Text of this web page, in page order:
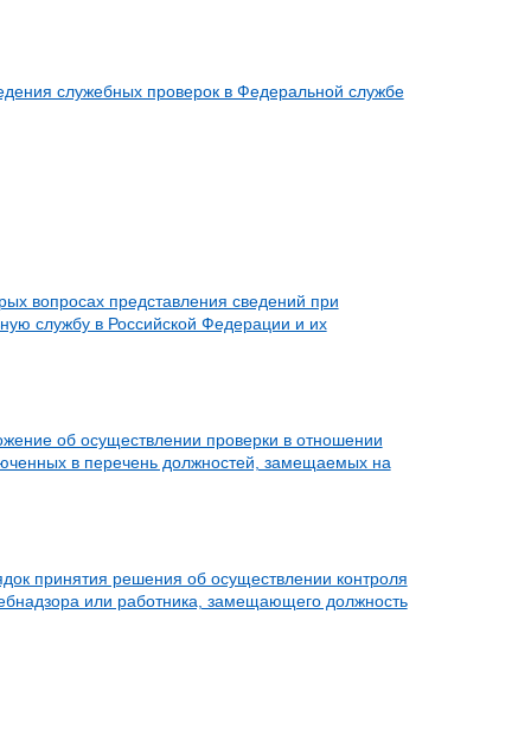
служебных проверок в Федеральной службе
вопросах представления сведений при
службу в Российской Федерации и их
об осуществлении проверки в отношении
в перечень должностей, замещаемых на
принятия решения об осуществлении контроля
или работника, замещающего должность